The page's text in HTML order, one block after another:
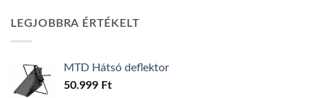
157.990 Ft.
LEGJOBBRA ÉRTÉKELT
MTD Hátsó deflektor
50.999 Ft